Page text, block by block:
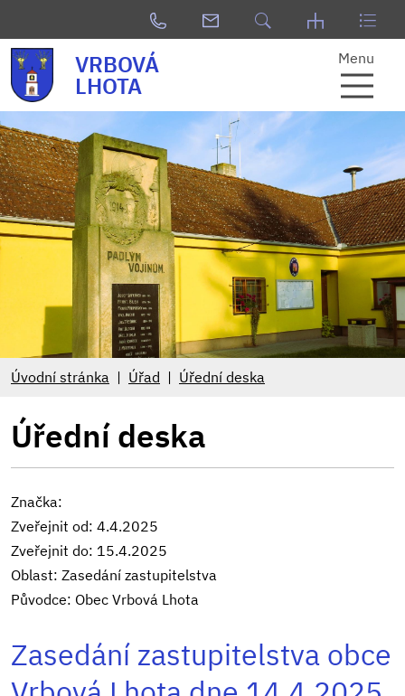
VRBOVÁ
LHOTA
Menu
Úvodní stránka Úřad Úřední deska
Úřední deska
Značka:
Zveřejnit od: 4.4.2025
Zveřejnit do: 15.4.2025
Oblast: Zasedání zastupitelstva
Původce: Obec Vrbová Lhota
Zasedání zastupitelstva obce